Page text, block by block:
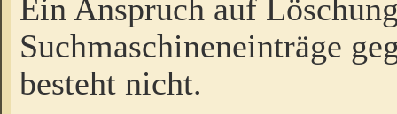
Ein Anspruch auf
Suchmaschineneinträge
besteht nicht.